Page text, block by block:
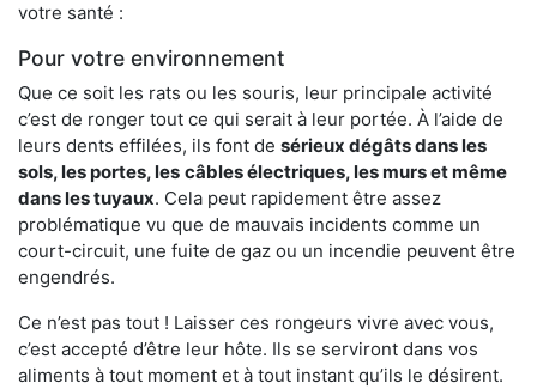
votre santé :
Pour votre environnement
Que ce soit les rats ou les souris, leur principale activité
c’est de ronger tout ce qui serait à leur portée. À l’aide de
leurs dents effilées, ils font de sérieux dégâts dans les
sols, les portes, les câbles électriques, les murs et même
dans les tuyaux. Cela peut rapidement être assez
problématique vu que de mauvais incidents comme un
court-circuit, une fuite de gaz ou un incendie peuvent être
engendrés.
Ce n’est pas tout ! Laisser ces rongeurs vivre avec vous,
c’est accepté d’être leur hôte. Ils se serviront dans vos
aliments à tout moment et à tout instant qu’ils le désirent.